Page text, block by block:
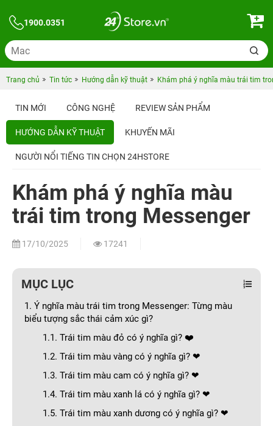
1900.0351
Trang chủ Tin tức Hướng dẫn kỹ thuật Khám phá ý nghĩa màu trái tim
TIN MỚI CÔNG NGHỆ REVIEW SẢN PHẨM
HƯỚNG DẪN KỸ THUẬT KHUYẾN MÃI
NGƯỜI NỔI TIẾNG TIN CHỌN 24HSTORE
Khám phá ý nghĩa màu
trái tim trong Messenger
17/10/2025 17241
MỤC LỤC
1. Ý nghĩa màu trái tim trong Messenger: Từng màu
biểu tượng sắc thái cảm xúc gì?
1.1. Trái tim màu đỏ có ý nghĩa gì? ❤️
1.2. Trái tim màu vàng có ý nghĩa gì? ❤
1.3. Trái tim màu cam có ý nghĩa gì? ❤
1.4. Trái tim màu xanh lá có ý nghĩa gì? ❤
1.5. Trái tim màu xanh dương có ý nghĩa gì? ❤